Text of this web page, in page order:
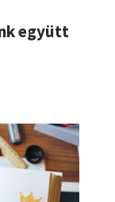
együtt